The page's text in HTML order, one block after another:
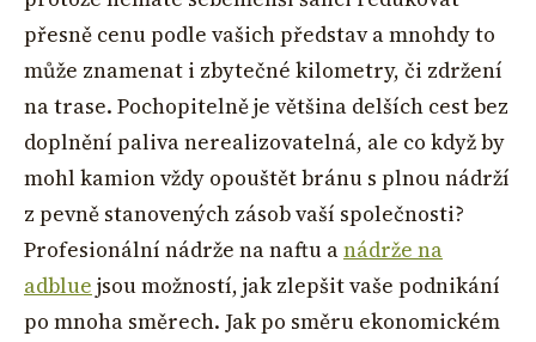
přesně cenu podle vašich představ a mnohdy to
může znamenat i zbytečné kilometry, či zdržení
na trase. Pochopitelně je většina delších cest bez
doplnění paliva nerealizovatelná, ale co když by
mohl kamion vždy opouštět bránu s plnou nádrží
z pevně stanovených zásob vaší společnosti?
Profesionální nádrže na naftu anádrže na
adblue jsou možností, jak zlepšit vaše podnikání
po mnoha směrech. Jak po směru ekonomickém